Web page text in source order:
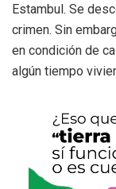
Estambul. Se
crimen. Sin
en condición de
algún tiempo